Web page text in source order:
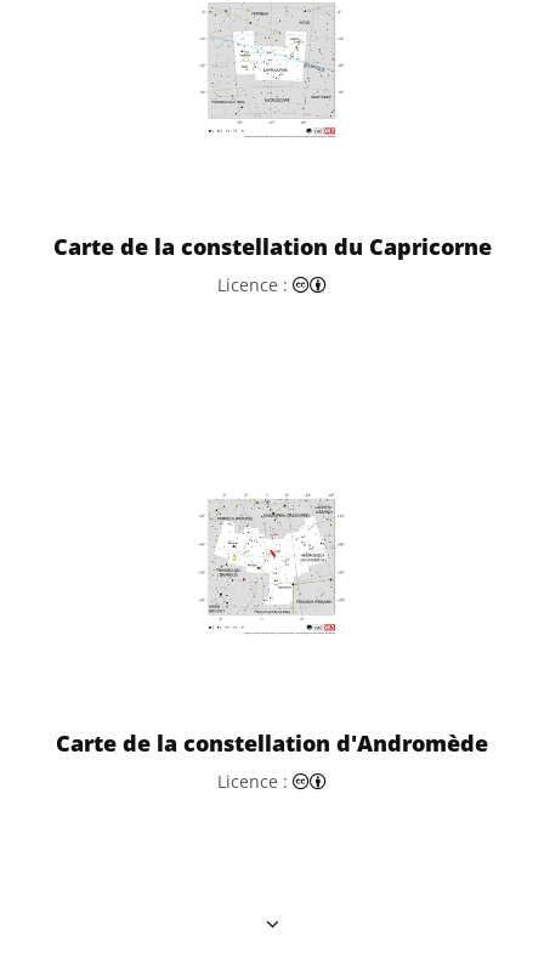
Carte de la constellation du Capricorne
Licence : Creative Commons (CC)
Carte de la constellation d'Andromède
Licence : Creative Commons (CC)